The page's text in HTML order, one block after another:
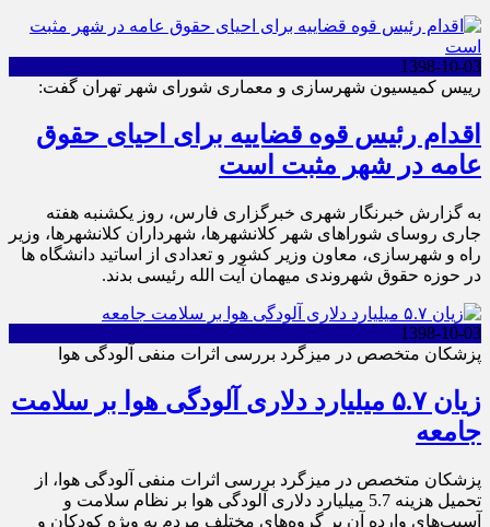
1398-10-03
رییس کمیسیون شهرسازی و معماری شورای شهر تهران گفت:
اقدام رئیس قوه قضاییه برای احیای حقوق
عامه در شهر مثبت است
به گزارش خبرنگار شهری خبرگزاری فارس، روز یکشنبه هفته
جاری روسای شوراهای شهر کلانشهرها، شهرداران کلانشهرها، وزیر
راه و شهرسازی، معاون وزیر کشور و تعدادی از اساتید دانشگاه ها
در حوزه حقوق شهروندی میهمان آیت الله رئیسی بدند.
1398-10-03
پزشکان متخصص در میزگرد بررسی اثرات منفی آلودگی هوا
زیان ۵.۷ میلیارد دلاری آلودگی هوا بر سلامت
جامعه
پزشکان متخصص در میزگرد بررسی اثرات منفی آلودگی هوا، از
تحمیل هزینه 5.7 میلیارد دلاری آلودگی هوا بر نظام سلامت و
آسیب‌های وارده آن بر گروه‌های مختلف مردم به ویژه کودکان و